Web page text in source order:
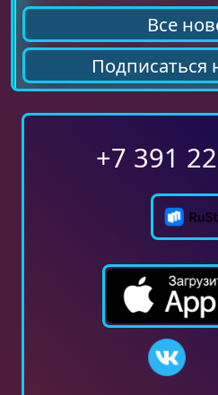
Все
Подписаться
+7 391